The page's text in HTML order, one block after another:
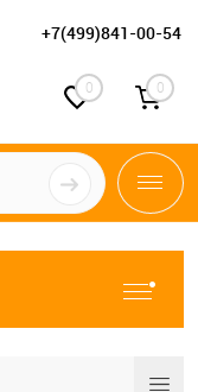
+7(499)841-00-54
0 0